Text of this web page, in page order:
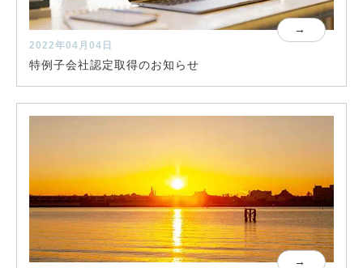
2022年04月04日
特例子会社認定取得のお知らせ